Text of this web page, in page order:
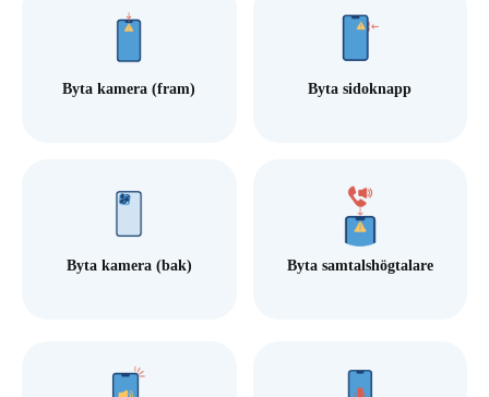
Byta kamera (fram) Byta sidoknapp
Byta kamera (bak) Byta samtalshögtalare